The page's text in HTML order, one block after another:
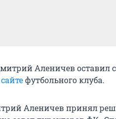
Аленичев оставил
сайтефутбольного клуба.
Аленичев принял